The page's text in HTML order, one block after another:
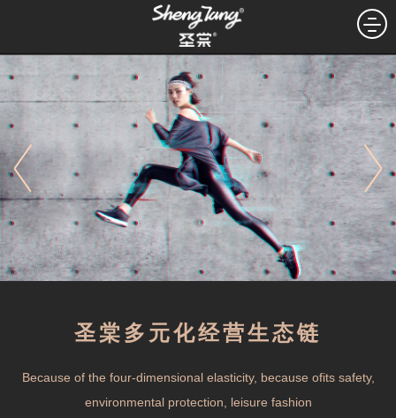
圣棠多元化经营生态链
Because of the four-dimensional elasticity, because ofits safety,
environmental protection, leisure fashion